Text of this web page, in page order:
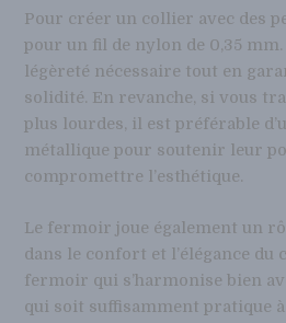
Pour créer un collier avec des
pour un fil de nylon de 0,35
légèreté nécessaire tout en
solidité. En revanche, si vous
plus lourdes, il est préférable
métallique pour soutenir leur
compromettre l’esthétique.
Le fermoir joue également un
dans le confort et l’élégance du
fermoir qui s’harmonise bien
qui soit suffisamment pratique